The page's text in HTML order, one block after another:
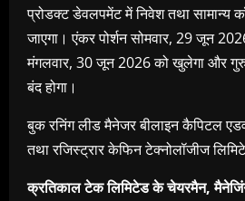
प्रोडक्ट डेवलपमेंट में निवेश तथा सामान्य
जाएगा। एंकर पोर्शन सोमवार, 29 जून
मंगलवार, 30 जून 2026 को खुलेगा और
बंद होगा।
बुक रनिंग लीड मैनेजर बीलाइन कैपिटल
तथा रजिस्ट्रार केफिन टेक्नोलॉजीज
क्रतिकाल टेक लिमिटेड के चेयरमैन,